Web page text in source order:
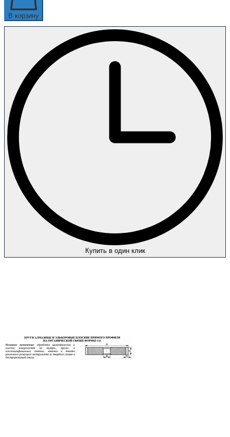
В корзину
Купить в один клик